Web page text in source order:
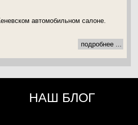
автомобильном салоне.
подробнее ...
НАШ БЛОГ